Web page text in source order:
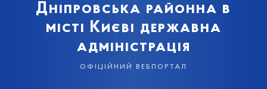
Дніпровська районна в
місті Києві державна
адміністрація
офіційний вебпортал